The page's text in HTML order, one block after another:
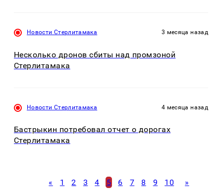
Новости Стерлитамака 3 месяца назад
Несколько дронов сбиты над промзоной
Стерлитамака
Новости Стерлитамака 4 месяца назад
Бастрыкин потребовал отчет о дорогах
Стерлитамака
« 1 2 3 4 5 6 7 8 9 10 »